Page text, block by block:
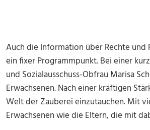
Auch die Information über Rechte
ein fixer Programmpunkt. Bei einer
und Sozialausschuss-Obfrau Marisa
Erwachsenen. Nach einer kräftigen
Welt der Zauberei einzutauchen. Mit
Erwachsenen wie die Eltern, die mit